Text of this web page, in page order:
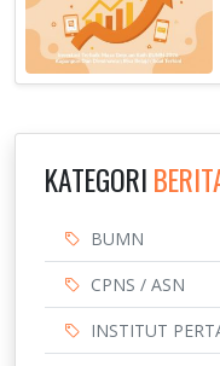
KATEGORI
BUMN
CPNS / ASN
INSTITUT